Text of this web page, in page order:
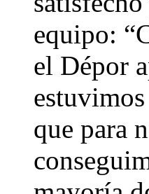
equipo:
el Dépor
que para